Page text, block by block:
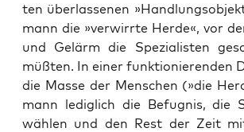
ten über­las­se­nen
mann die »ver­wirr­te Her­de«, vor
und Gelärm die Spe­zia­lis­ten
müß­ten. In einer funk­tio­nie­ren­den
die Mas­se der Men­schen (»die
mann ledig­lich die Befug­nis, die
wäh­len und den Rest der Zeit